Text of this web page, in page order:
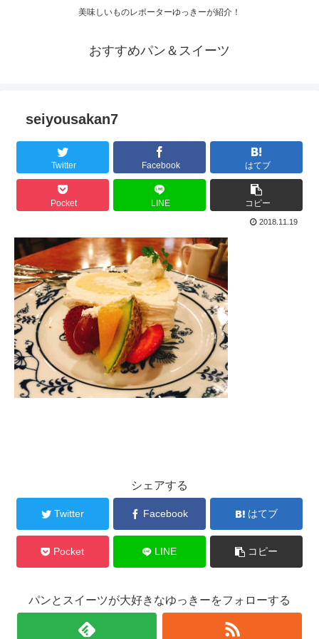
美味しいものレポーターゆっきーが紹介！
おすすめパン＆スイーツ
seiyousakan7
Twitter Facebook はてブ
Pocket LINE コピー
2018.11.19
シェアする
Twitter Facebook はてブ
Pocket LINE コピー
パンとスイーツが大好きなゆっきーをフォローする